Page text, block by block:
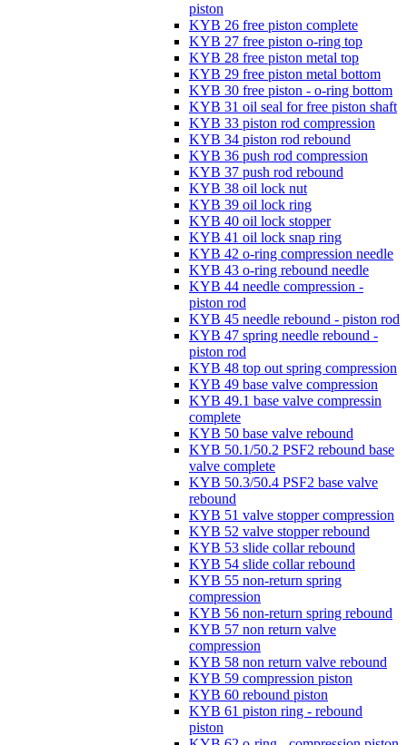
piston
KYB 26 free piston complete
KYB 27 free piston o-ring top
KYB 28 free piston metal top
KYB 29 free piston metal bottom
KYB 30 free piston - o-ring bottom
KYB 31 oil seal for free piston shaft
KYB 33 piston rod compression
KYB 34 piston rod rebound
KYB 36 push rod compression
KYB 37 push rod rebound
KYB 38 oil lock nut
KYB 39 oil lock ring
KYB 40 oil lock stopper
KYB 41 oil lock snap ring
KYB 42 o-ring compression needle
KYB 43 o-ring rebound needle
KYB 44 needle compression -
piston rod
KYB 45 needle rebound - piston rod
KYB 47 spring needle rebound -
piston rod
KYB 48 top out spring compression
KYB 49 base valve compression
KYB 49.1 base valve compressin
complete
KYB 50 base valve rebound
KYB 50.1/50.2 PSF2 rebound base
valve complete
KYB 50.3/50.4 PSF2 base valve
rebound
KYB 51 valve stopper compression
KYB 52 valve stopper rebound
KYB 53 slide collar rebound
KYB 54 slide collar rebound
KYB 55 non-return spring
compression
KYB 56 non-return spring rebound
KYB 57 non return valve
compression
KYB 58 non return valve rebound
KYB 59 compression piston
KYB 60 rebound piston
KYB 61 piston ring - rebound
piston